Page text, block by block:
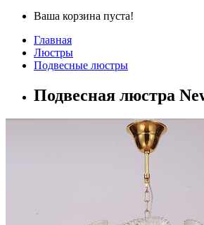
Ваша корзина пуста!
Главная
Люстры
Подвесные люстры
Подвесная люстра